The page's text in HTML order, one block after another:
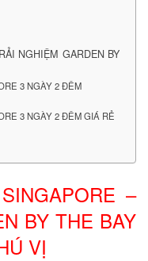
NGHIỆM GARDEN BY
3 NGÀY 2 ĐÊM
3 NGÀY 2 ĐÊM GIÁ RẺ
–
BY THE BAY
VỊ